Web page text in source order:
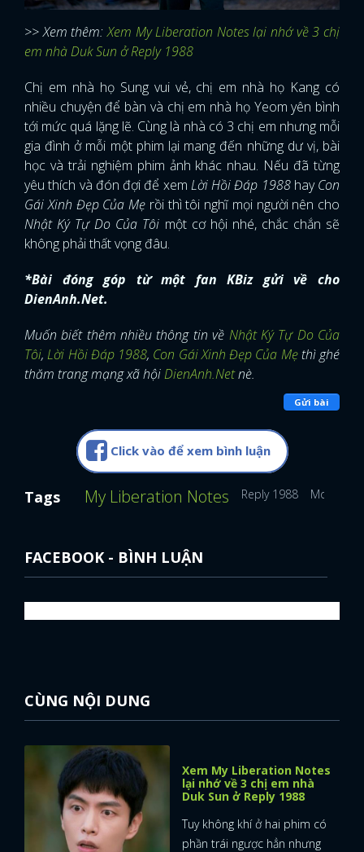
>> Xem thêm:Xem My Liberation Notes lại nhớ về 3 chị
em nhà Duk Sun ở Reply 1988
Chị em nhà họ Sung vui vẻ, chị em nhà họ Kang có
nhiều chuyện để bàn và chị em nhà họ Yeom yên bình
tới mức quá lặng lẽ. Cùng là nhà có 3 chị em nhưng mỗi
gia đình ở mỗi một phim lại mang đến những dư vị, bài
học và trải nghiệm phim ảnh khác nhau. Nếu đã từng
yêu thích và đón đợi để xem Lời Hồi Đáp 1988hayCon
Gái Xinh Đẹp Của Mẹ rồi thì tôi nghĩ mọi người nên cho
Nhật Ký Tự Do Của Tôi một cơ hội nhé, chắc chắn sẽ
không phải thất vọng đâu.
*Bài đóng góp từ một fan KBiz gửi về cho
DienAnh.Net.
Muốn biết thêm nhiều thông tin về Nhật Ký Tự Do Của
Tôi,Lời Hồi Đáp 1988, Con Gái Xinh Đẹp Của Mẹthì ghé
thăm trang mạng xã hộiDienAnh.Netnè.
Gửi bài
Click vào để xem bình luận
Tags My Liberation Notes Reply 1988 Mother
FACEBOOK - BÌNH LUẬN
CÙNG NỘI DUNG
Xem My Liberation Notes
lại nhớ về 3 chị em nhà
Duk Sun ở Reply 1988
Tuy không khí ở hai phim có
phần trái ngược hẳn nhưng